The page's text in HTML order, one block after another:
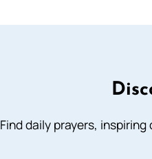
Find daily prayers,